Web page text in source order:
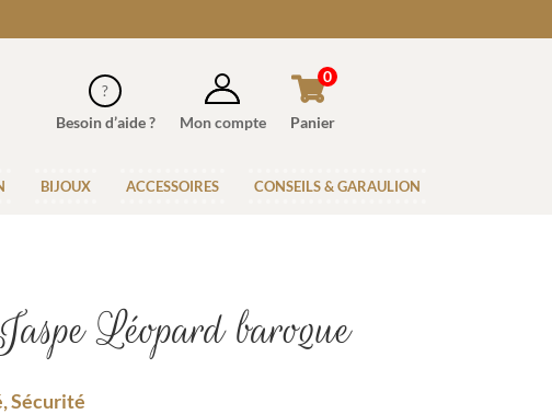
Besoin d’aide ? Mon compte Panier
0
BIJOUX ACCESSOIRES CONSEILS & GARAULION
Léopard baroque
Sécurité